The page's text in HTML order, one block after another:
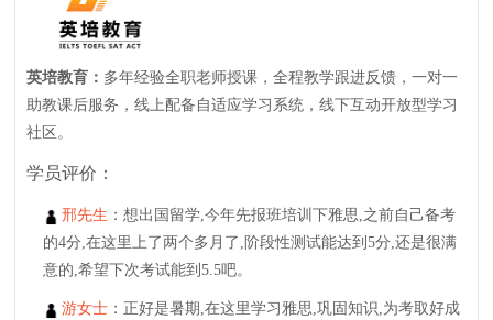
英培教育： 多年经验全职老师授课，全程教学跟进反馈，一对一
助教课后服务，线上配备自适应学习系统，线下互动开放型学习
社区。
学员评价：
邢先生 ：想出国留学,今年先报班培训下雅思,之前自己备考
的4分,在这里上了两个多月了,阶段性测试能达到5分,还是很满
意的,希望下次考试能到5.5吧。
游女士 ：正好是暑期,在这里学习雅思,巩固知识,为考取好成